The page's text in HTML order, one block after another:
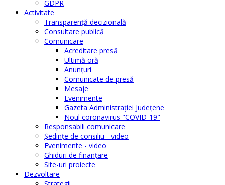
GDPR
Activitate
Transparenţă decizională
Consultare publică
Comunicare
Acreditare presă
Ultimă oră
Anunţuri
Comunicate de presă
Mesaje
Evenimente
Gazeta Administraţiei Judeţene
Noul coronavirus "COVID-19"
Responsabili comunicare
Şedinţe de consiliu - video
Evenimente - video
Ghiduri de finanţare
Site-uri proiecte
Dezvoltare